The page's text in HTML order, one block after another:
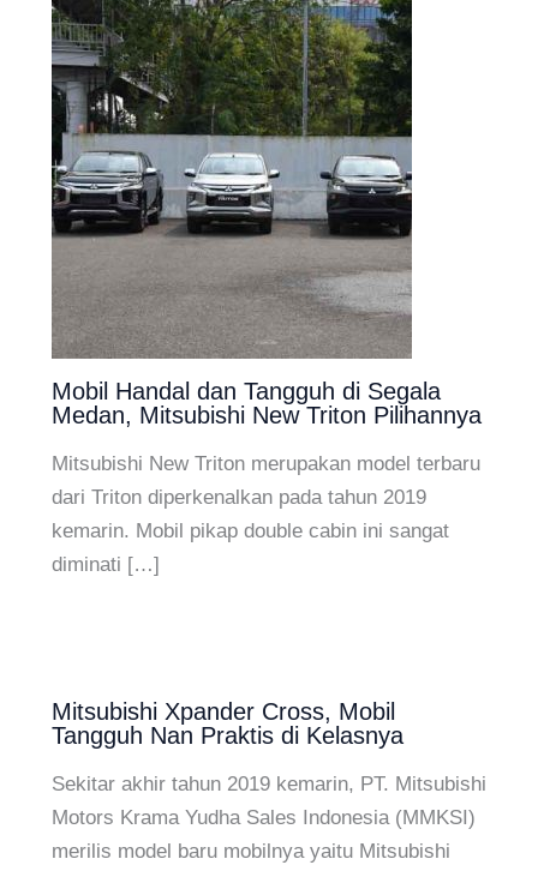
Mobil Handal dan Tangguh di Segala
Medan, Mitsubishi New Triton Pilihannya
Mitsubishi New Triton merupakan model terbaru
dari Triton diperkenalkan pada tahun 2019
kemarin. Mobil pikap double cabin ini sangat
diminati […]
Mitsubishi Xpander Cross, Mobil
Tangguh Nan Praktis di Kelasnya
Sekitar akhir tahun 2019 kemarin, PT. Mitsubishi
Motors Krama Yudha Sales Indonesia (MMKSI)
merilis model baru mobilnya yaitu Mitsubishi